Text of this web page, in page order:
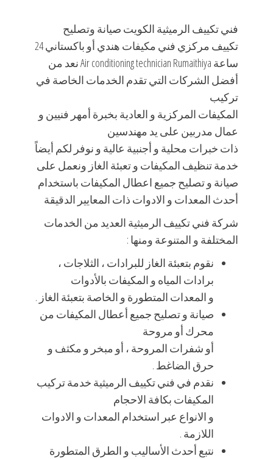
فني تكييف الرميثية الكويت صيانة وتصليح
تكييف مركزي فني مكيفات هندي أو باكستاني 24
ساعة Air conditioning technician Rumaithiya نعد من
أفضل الشركات التي تقدم الخدمات الخاصة في
تركيب
المكيفات المركزية و العادية بخبرة أمهر فنيين و
عمال مدربين على يد مهندسين
ذات خبرات محلية و أجنبية عالية و نوفر لكم أيضاً
خدمة تنظيف المكيفات و تعبئة الغاز ونعمل على
صيانة و تصليح جميع اعطال المكيفات باستخدام
أحدث المعدات و الادوات ذات المعايير الدقيقة
شركة فني تكييف الرميثية العديد من الخدمات
المختلفة و المتنوعة ومنها :
نقوم بتعبئة الغاز للبرادات ، الثلاجات ،
برادات المياه و المكيفات بالأدوات
و المعدات المتطورة و الخاصة بتعبئة الغاز .
صيانة و تصليح جميع أعطال المكيفات من
محرك أو مروحة
أو شفرات المروحة ، أو مبخر و مكثف و
حرق الضاغط .
نقدم في فني تكييف الرميثية خدمة تركيب
المكيفات بكافة الاحجام
و الانواع عبر استخدام المعدات و الادوات
اللازمة .
نتبع أحدث الأساليب و الطرق المتطورة